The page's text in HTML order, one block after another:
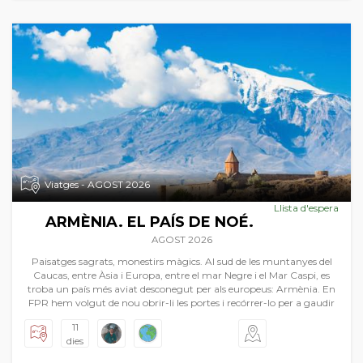
Viatges - AGOST 2026
Llista d'espera
ARMÈNIA. EL PAÍS DE NOÉ.
AGOST 2026
Paisatges sagrats, monestirs màgics. Al sud de les muntanyes del
Caucas, entre Àsia i Europa, entre el mar Negre i el Mar Caspi, es
troba un país més aviat desconegut per als europeus: Armènia. En
FPR hem volgut de nou obrir-li les portes i recórrer-lo per a gaudir
magnífics, que van des de les estepes centre asiàtiques d'una soledat
immensa, a les muntanyes caucàsiques d'una majestuositat
11
dies